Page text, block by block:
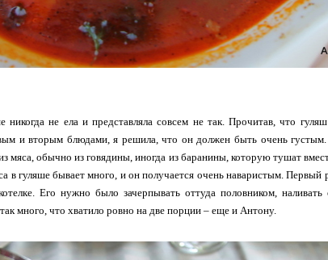
никогда не ела и представляла совсем не так. Прочитав, что
и вторым блюдами, я решила, что он должен быть очень
мяса, обычно из говядины, иногда из баранины, которую тушат
в гуляше бывает много, и он получается очень наваристым. Первый
Его нужно было зачерпывать оттуда половником,
много, что хватило ровно на две порции – еще и Антону.